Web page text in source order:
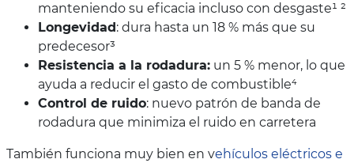
manteniendo su eficacia incluso con desgaste¹ ²
Longevidad : dura hasta un 18 % más que su
predecesor³
Resistencia a la rodadura: un 5 % menor, lo que
ayuda a reducir el gasto de combustible⁴
Control de ruido: nuevo patrón de banda de
rodadura que minimiza el ruido en carretera
También funciona muy bien en vehículos eléctricos e